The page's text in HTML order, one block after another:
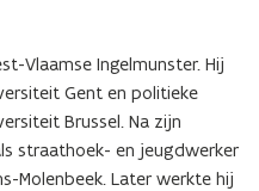
Vlaamse Ingelmunster. Hij
Gent en politieke
Brussel. Na zijn
straathoek- en jeugdwerker
Molenbeek. Later werkte hij